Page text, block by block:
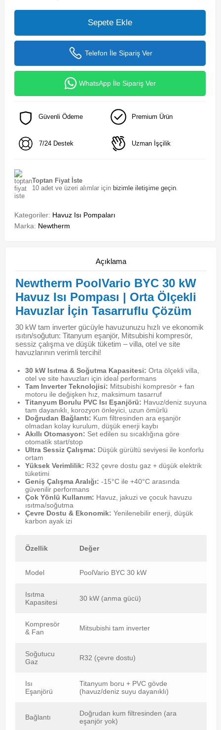
Sepete Ekle
Telefon İle Sipariş Ver
WhatsApp İle Sipariş Ver
Güvenli Ödeme Premium Ürün
7/24 Destek Uzman İşçilik
Toptan Fiyat İste
10 adet ve üzeri alımlar için bizimle iletişime geçin.
Kategoriler: Havuz Isı Pompaları
Marka: Newtherm
Açıklama
Newtherm PoolVario BYC 30 kW
Havuz Isı Pompası | Orta Ölçekli
Havuzlar İçin Tasarruflu Çözüm
30 kW tam inverter gücüyle havuzunuzu hızlı ve ekonomik
ısıtın/soğutun: Titanyum eşanjör, Mitsubishi kompresör,
sessiz çalışma ve düşük tüketim – villa, otel ve site
havuzlarının verimli tercihi!
30 kW Isıtma & Soğutma Kapasitesi: Orta ölçekli villa,
otel ve site havuzları için ideal performans
Tam Inverter Teknolojisi: Mitsubishi kompresör + fan
motoru ile değişken hız, maksimum tasarruf
Titanyum Borulu PVC Isı Eşanjörü: Havuz/deniz suyuna
tam dayanıklı, korozyon önleyici, uzun ömürlü
Doğrudan Bağlantı: Kum filtresinden ara eşanjör
olmadan kolay kurulum, düşük enerji kaybı
Akıllı Otomasyon: Set edilen su sıcaklığına göre
otomatik start/stop
Ultra Sessiz Çalışma: Düşük gürültü seviyesi ile konforlu
ortam
Yüksek Verimlilik: R32 çevre dostu gaz + düşük elektrik
tüketimi
Geniş Çalışma Aralığı: -15°C ile +40°C arasında
güvenilir performans
Çok Yönlü Kullanım: Havuz, jakuzi ve çocuk havuzu
ısıtma/soğutma
Çevre Dostu & Ekonomik: Yenilenebilir enerji, düşük
karbon ayak izi
Özellik Değer
Model PoolVario BYC 30 kW
Isıtma
Kapasitesi
30 kW (anma gücü)
Kompresör
& Fan
Mitsubishi tam inverter
Soğutucu
Gaz
R32 (çevre dostu)
Isı
Eşanjörü
Titanyum boru + PVC gövde
(havuz/deniz suyu dayanıklı)
Bağlantı
Doğrudan kum filtresinden (ara
eşanjör yok)